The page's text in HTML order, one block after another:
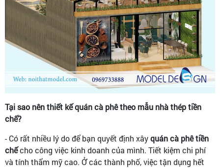
Tại sao nên thiết kế quán cà phê theo mẫu nhà thép tiền
chế?
- Có rất nhiều lý do để bạn quyết định xâyquán cà phê tiền
chếcho công việc kinh doanh của mình. Tiết kiệm chi phí
và tính thẩm mỹ cao. Ở các thành phố, việc tận dụng hết